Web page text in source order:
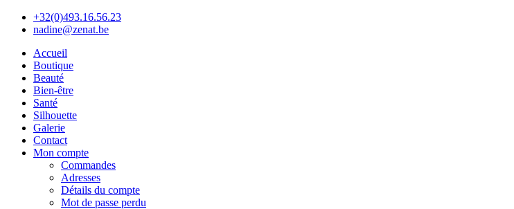
+32(0)493.16.56.23
nadine@zenat.be
Accueil
Boutique
Beauté
Bien-être
Santé
Silhouette
Galerie
Contact
Mon compte
Commandes
Adresses
Détails du compte
Mot de passe perdu